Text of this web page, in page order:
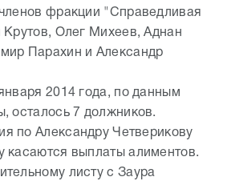
фракции "Справедливая
Крутов, Олег Михеев, Аднан
Парахин и Александр
2014 года, по данным
осталось 7 должников.
по Александру Четверикову
касаются выплаты алиментов.
листу с Заура